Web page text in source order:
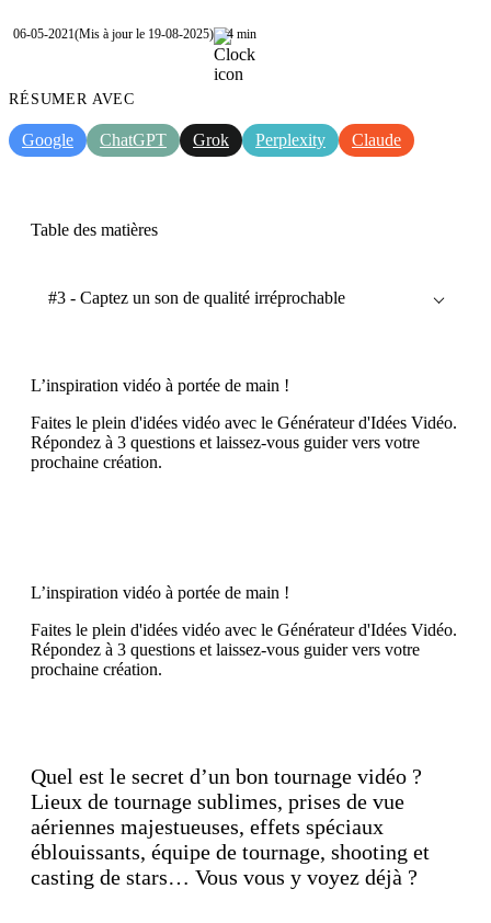
06-05-2021(Mis à jour le 19-08-2025) 4 min
RÉSUMER AVEC
Google ChatGPT Grok Perplexity Claude
L’inspiration vidéo à portée de main !
Faites le plein d'idées vidéo avec le Générateur d'Idées Vidéo.
Répondez à 3 questions et laissez-vous guider vers votre
prochaine création.
Quel est le secret d’un bon tournage vidéo ?
Lieux de tournage sublimes, prises de vue
aériennes majestueuses, effets spéciaux
éblouissants, équipe de tournage, shooting et
casting de stars… Vous vous y voyez déjà ?
Table des matières
#3 - Captez un son de qualité irréprochable
L’inspiration vidéo à portée de main !
Faites le plein d'idées vidéo avec le Générateur d'Idées Vidéo.
Répondez à 3 questions et laissez-vous guider vers votre
prochaine création.